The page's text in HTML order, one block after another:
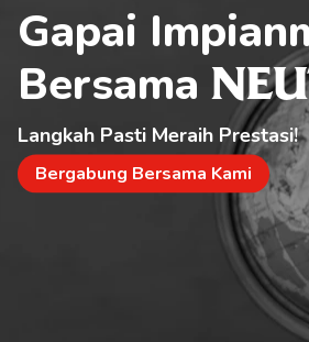
Gapai
Bersama
Langkah Pasti Meraih Prestasi!
Bergabung Bersama Kami